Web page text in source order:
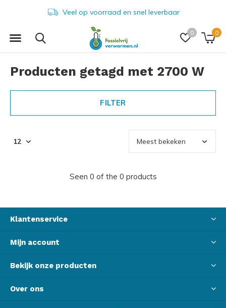
0 0
Veel op voorraad en snel leverbaar
Producten getagd met 2700 W
FILTER
Seen 0 of the 0 products
Klantenservice
Mijn account
Bekijk onze producten
Over ons